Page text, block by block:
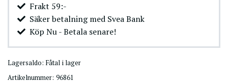
Frakt 59:-
Säker betalning med Svea Bank
Köp Nu - Betala senare!
Lagersaldo: Fåtal i lager
Artikelnummer: 96861